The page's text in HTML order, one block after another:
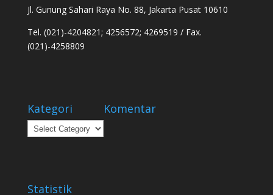
Jl. Gunung Sahari Raya No. 88, Jakarta Pusat 10610
Tel. (021)-4204821; 4256572; 4269519 / Fax.
(021)-4258809
Kategori
Kategori
Komentar
Statistik